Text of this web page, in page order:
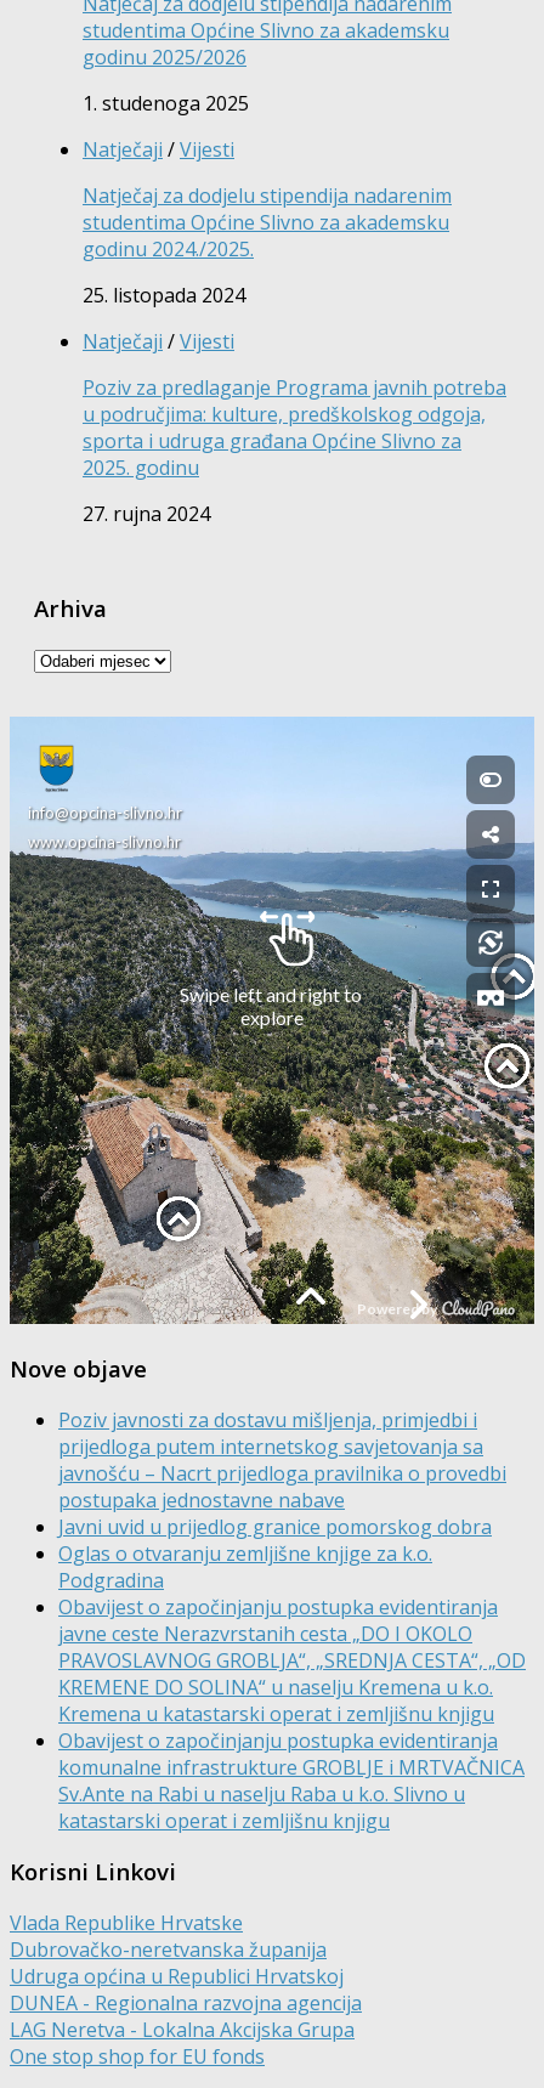
studentima Općine Slivno za akademsku
godinu 2025/2026
1. studenoga 2025
Natječaji /Vijesti
Natječaj za dodjelu stipendija nadarenim
studentima Općine Slivno za akademsku
godinu 2024./2025.
25. listopada 2024
Natječaji /Vijesti
Poziv za predlaganje Programa javnih potreba
u područjima: kulture, predškolskog odgoja,
sporta i udruga građana Općine Slivno za
2025. godinu
27. rujna 2024
Arhiva
Arhiva
Nove objave
Poziv javnosti za dostavu mišljenja, primjedbi i
prijedloga putem internetskog savjetovanja sa
javnošću – Nacrt prijedloga pravilnika o provedbi
postupaka jednostavne nabave
Javni uvid u prijedlog granice pomorskog dobra
Oglas o otvaranju zemljišne knjige za k.o.
Podgradina
Obavijest o započinjanju postupka evidentiranja
javne ceste Nerazvrstanih cesta „DO I OKOLO
PRAVOSLAVNOG GROBLJA“, „SREDNJA CESTA“, „OD
KREMENE DO SOLINA“ u naselju Kremena u k.o.
Kremena u katastarski operat i zemljišnu knjigu
Obavijest o započinjanju postupka evidentiranja
komunalne infrastrukture GROBLJE i MRTVAČNICA
Sv.Ante na Rabi u naselju Raba u k.o. Slivno u
katastarski operat i zemljišnu knjigu
Korisni Linkovi
Vlada Republike Hrvatske
Dubrovačko-neretvanska županija
Udruga općina u Republici Hrvatskoj
DUNEA - Regionalna razvojna agencija
LAG Neretva - Lokalna Akcijska Grupa
One stop shop for EU fonds